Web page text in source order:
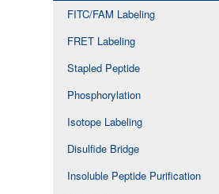
FITC/FAM Labeling
FRET Labeling
Stapled Peptide
Phosphorylation
Isotope Labeling
Disulfide Bridge
Insoluble Peptide Purification